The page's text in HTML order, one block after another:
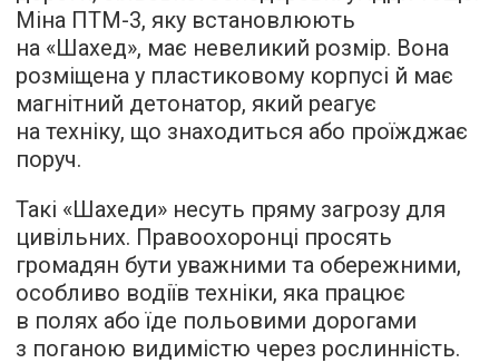
Міна ПТМ-3, яку встановлюють
на «Шахед», має невеликий розмір. Вона
розміщена у пластиковому корпусі й має
магнітний детонатор, який реагує
на техніку, що знаходиться або проїжджає
поруч.
Такі «Шахеди» несуть пряму загрозу для
цивільних. Правоохоронці просять
громадян бути уважними та обережними,
особливо водіїв техніки, яка працює
в полях або їде польовими дорогами
з поганою видимістю через рослинність.